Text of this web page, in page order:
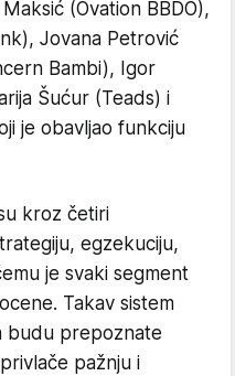
(Ovation BBDO),
Jovana Petrović
Bambi), Igor
Šućur (Teads) i
je obavljao funkciju
kroz četiri
egzekuciju,
je svaki segment
Takav sistem
budu prepoznate
pažnju i